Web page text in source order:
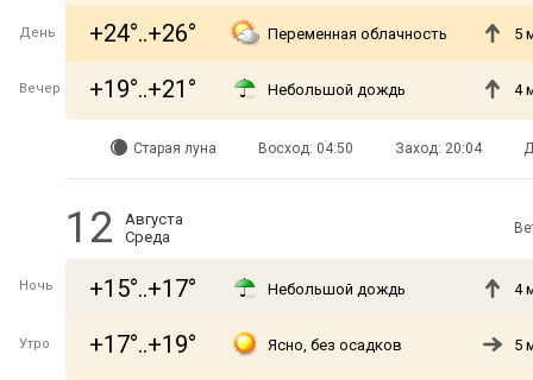
День +24°..+26° Переменная облачность 5
Вечер +19°..+21° Небольшой дождь 4
Старая луна Восход: 04:50 Заход: 20:04
12
Августа
Среда
Ночь +15°..+17° Небольшой дождь 4
Утро +17°..+19° Ясно, без осадков 5